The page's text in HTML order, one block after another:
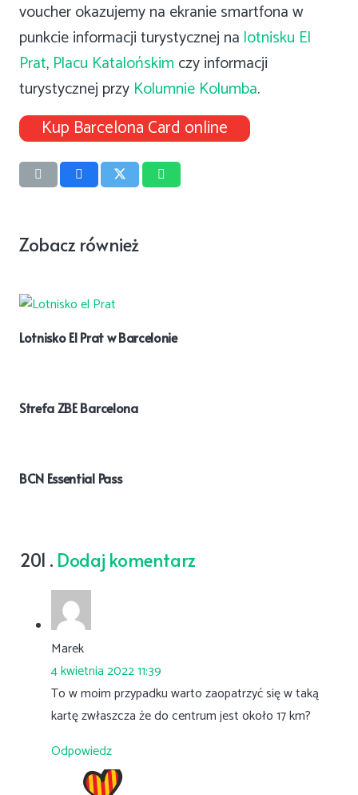
voucher okazujemy na ekranie smartfona w
punkcie informacji turystycznej na lotnisku El
Prat, Placu Katalońskim czy informacji
turystycznej przy Kolumnie Kolumba.
Kup Barcelona Card online
Zobacz również
Lotnisko El Prat w Barcelonie
Strefa ZBE Barcelona
BCN Essential Pass
201 komentarzy
. Dodaj komentarz
Marek
4 kwietnia 2022 11:39
To w moim przypadku warto zaopatrzyć się w taką
kartę zwłaszcza że do centrum jest około 17 km?
Odpowiedz